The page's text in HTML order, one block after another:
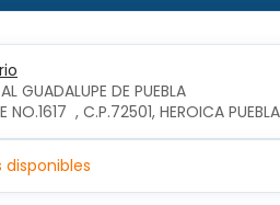
GUADALUPE DE PUEBLA
NO.1617  , C.P.72501, HEROICA
disponibles